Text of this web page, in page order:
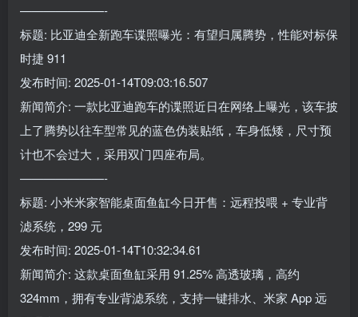
———————-
标题: 比亚迪全新跑车谍照曝光：有望归属腾势，性能对标保
时捷 911
发布时间: 2025-01-14T09:03:16.507
新闻简介: 一款比亚迪跑车的谍照近日在网络上曝光，该车披
上了腾势以往车型常见的蓝色伪装贴纸，车身低矮，尺寸预
计也不会过大，采用双门四座布局。
———————-
标题: 小米米家智能桌面鱼缸今日开售：远程投喂 + 专业背
滤系统，299 元
发布时间: 2025-01-14T10:32:34.61
新闻简介: 这款桌面鱼缸采用 91.25% 高透玻璃，高约
324mm，拥有专业背滤系统，支持一键排水、米家 App 远